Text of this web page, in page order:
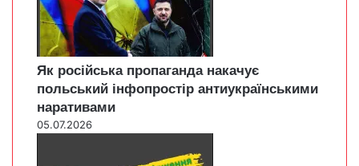
Як російська пропаганда накачує
польський інфопростір антиукраїнськими
наративами
05.07.2026